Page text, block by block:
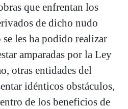
que enfrentan los
de dicho nudo
les ha podido realizar
amparadas por la Ley
otras entidades del
idénticos obstáculos,
de los beneficios de